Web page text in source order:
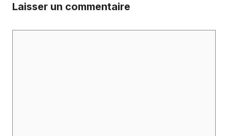
Laisser un commentaire